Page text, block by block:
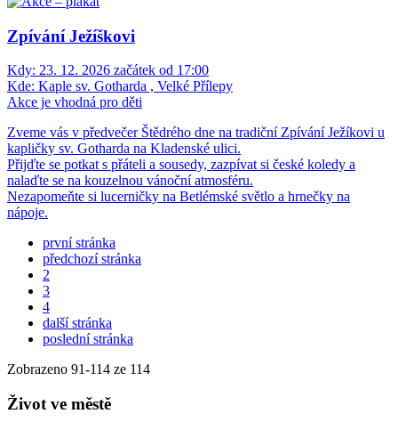
Zpívání Ježíškovi
Kdy: 23. 12. 2026 začátek od 17:00
Kde: Kaple sv. Gotharda , Velké Přílepy
Akce je vhodná pro děti
Zveme vás v předvečer Štědrého dne na tradiční Zpívání Ježíkovi u
kapličky sv. Gotharda na Kladenské ulici.
Přijďte se potkat s přáteli a sousedy, zazpívat si české koledy a
nalaďte se na kouzelnou vánoční atmosféru.
Nezapomeňte si lucerničky na Betlémské světlo a hrnečky na
nápoje.
první stránka
předchozí stránka
2
3
4
další stránka
poslední stránka
Zobrazeno 91-114 ze 114
Život ve městě